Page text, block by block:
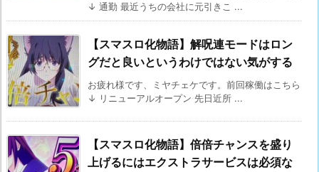
↓ 通勤 最近うちの会社に元引きこ ...
【スマスロ化物語】解呪連モードはロン
グだと良いというわけではない気がする
お疲れ様です、ミヤチェケです。前回稼働はこちら
↓ リニューアルオープン 先日近所 ...
【スマスロ化物語】倍倍チャンスを盛り
上げるにはエクストラサービスは必須な